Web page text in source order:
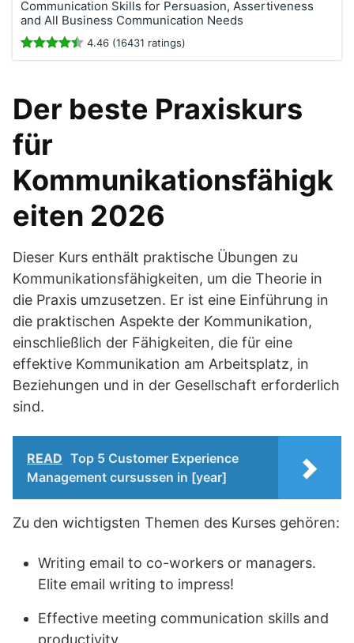
Communication Skills for Persuasion, Assertiveness
and All Business Communication Needs
4.46 (16431 ratings)
Der beste Praxiskurs
für
Kommunikationsfähigk
eiten 2026
Dieser Kurs enthält praktische Übungen zu
Kommunikationsfähigkeiten, um die Theorie in
die Praxis umzusetzen. Er ist eine Einführung in
die praktischen Aspekte der Kommunikation,
einschließlich der Fähigkeiten, die für eine
effektive Kommunikation am Arbeitsplatz, in
Beziehungen und in der Gesellschaft erforderlich
sind.
READ Top 5 Customer Experience
Management cursussen in [year]
Zu den wichtigsten Themen des Kurses gehören:
Writing email to co-workers or managers.
Elite email writing to impress!
Effective meeting communication skills and
productivity